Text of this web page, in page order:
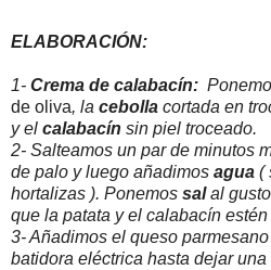
ELABORACIÓN:
1- Crema de calabacín:
de oliva, la cebolla cortada en
y el calabacín sin piel troceado.
2- Salteamos un par de minutos
de palo y luego añadimos agua (
hortalizas ). Ponemos salal
que la patata y el calabacín estén
3- Añadimos el queso
batidora eléctrica hasta dejar una